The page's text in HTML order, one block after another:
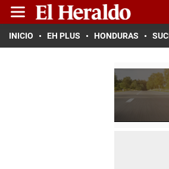
INICIO EH PLUS HONDURAS